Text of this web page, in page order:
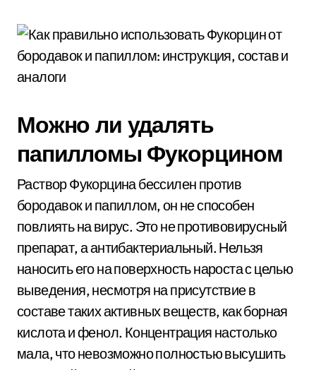
Можно ли удалять
папилломы Фукорцином
Раствор Фукорцина бессилен против
бородавок и папиллом, он не способен
повлиять на вирус. Это не противовирусный
препарат, а антибактериальный. Нельзя
наносить его на поверхность нароста с целью
выведения, несмотря на присутствие в
составе таких активных веществ, как борная
кислота и фенол. Концентрация настолько
мала, что невозможно полностью высушить